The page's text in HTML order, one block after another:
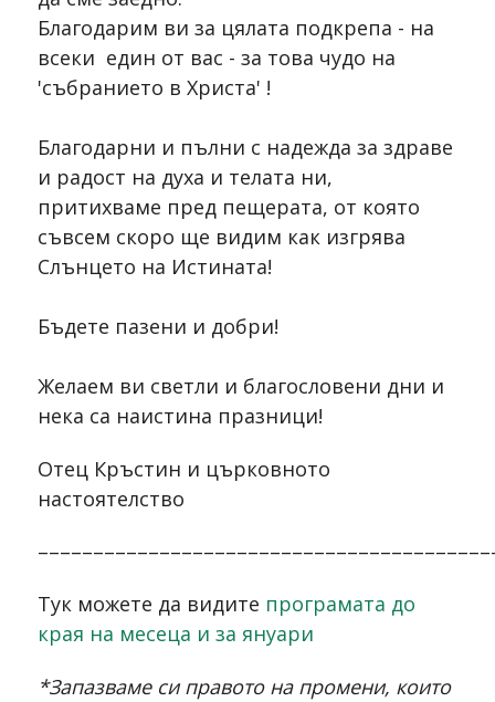
Благодарим ви за цялата подкрепа - на
всеки един от вас - за това чудо на
'събранието в Христа' !
Благодарни и пълни с надежда за здраве
и радост на духа и телата ни,
притихваме пред пещерата, от която
съвсем скоро ще видим как изгрява
Слънцето на Истината!
Бъдете пазени и добри!
Желаем ви светли и благословени дни и
нека са наистина празници!
Отец Кръстин и църковното
настоятелство
Tук можете да видите програмата до
края на месеца и за януари
*Запазваме си правото на промени, които